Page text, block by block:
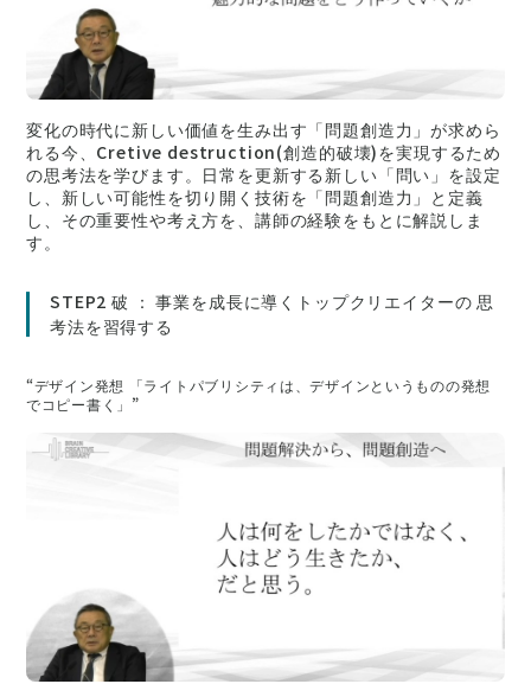
変化の時代に新しい価値を生み出す「問題創造力」が求めら
れる今、Cretive destruction(創造的破壊)を実現するため
の思考法を学びます。日常を更新する新しい「問い」を設定
し、新しい可能性を切り開く技術を「問題創造力」と定義
し、その重要性や考え方を、講師の経験をもとに解説しま
す。
STEP2 破 ： 事業を成長に導くトップクリエイターの 思
考法を習得する
“デザイン発想 「ライトパブリシティは、デザインというものの発想
でコピー書く」”